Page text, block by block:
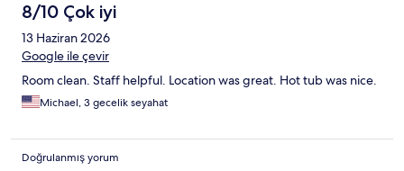
8/10 Çok iyi
13 Haziran 2026
Google ile çevir
Room clean. Staff helpful. Location was great. Hot tub was nice.
Michael, 3 gecelik seyahat
Doğrulanmış yorum